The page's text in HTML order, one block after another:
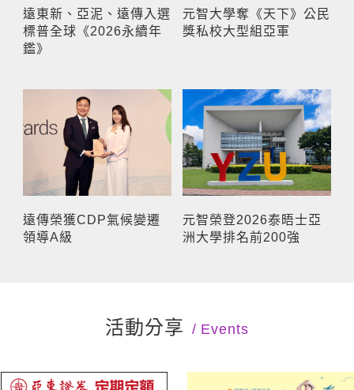
遠東新、亞泥、遠傳入選
標普全球《2026永續年
鑑》
元智大學奪《天下》公民
獎私校大型組亞軍
遠傳榮獲CDP氣候變遷
領導A級
元智榮登2026泰晤士亞
洲大學排名前200強
活動分享 Events